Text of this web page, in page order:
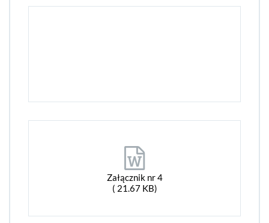
Załącznik nr 4
( 21.67 KB)